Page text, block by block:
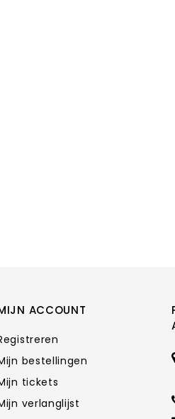
ACCOUNT
bestellingen
tickets
verlanglijst